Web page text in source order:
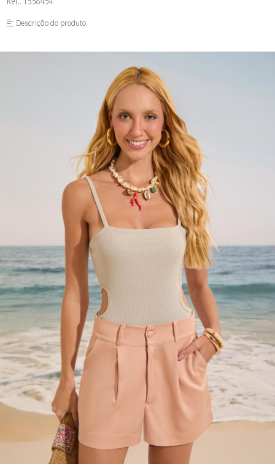
LONGO-AGOSTO I-
MACAC-AGOSTO I-
Descrição do produto